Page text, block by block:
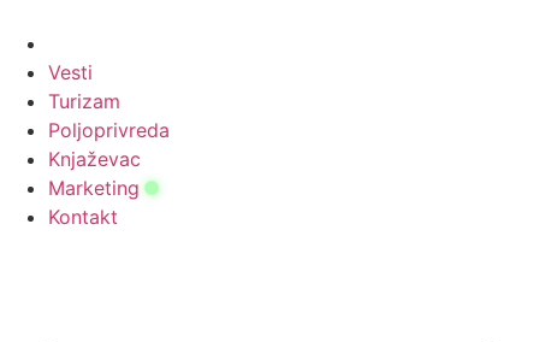
садржај
Vesti
Turizam
Poljoprivreda
Knjaževac
Marketing
Kontakt